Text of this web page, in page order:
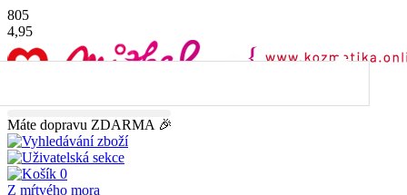
805
4,95
45.00€do dopravyZDARMA
Máte dopravu ZDARMA 🎉
0
Z mŕtvého mora